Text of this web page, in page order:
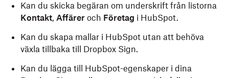
Kan du skicka begäran om underskrift från listorna
Kontakt, Affärer och Företag i HubSpot.
Kan du skapa mallar i HubSpot utan att behöva
växla tillbaka till Dropbox Sign.
Kan du lägga till HubSpot-egenskaper i dina